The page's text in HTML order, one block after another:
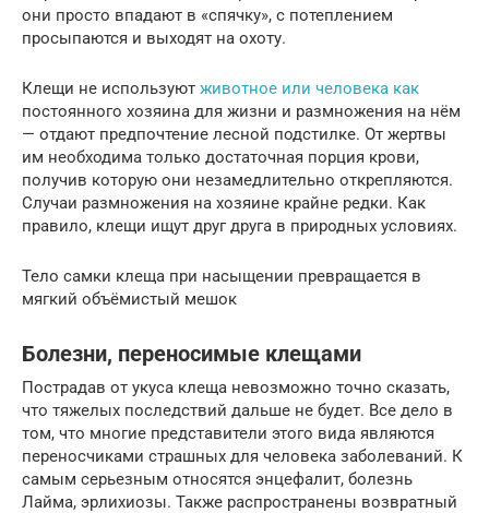
они просто впадают в «спячку», с потеплением
просыпаются и выходят на охоту.
Клещи не используют животное или человека как
постоянного хозяина для жизни и размножения на нём
— отдают предпочтение лесной подстилке. От жертвы
им необходима только достаточная порция крови,
получив которую они незамедлительно открепляются.
Случаи размножения на хозяине крайне редки. Как
правило, клещи ищут друг друга в природных условиях.
Тело самки клеща при насыщении превращается в
мягкий объёмистый мешок
Болезни, переносимые клещами
Пострадав от укуса клеща невозможно точно сказать,
что тяжелых последствий дальше не будет. Все дело в
том, что многие представители этого вида являются
переносчиками страшных для человека заболеваний. К
самым серьезным относятся энцефалит, болезнь
Лайма, эрлихиозы. Также распространены возвратный